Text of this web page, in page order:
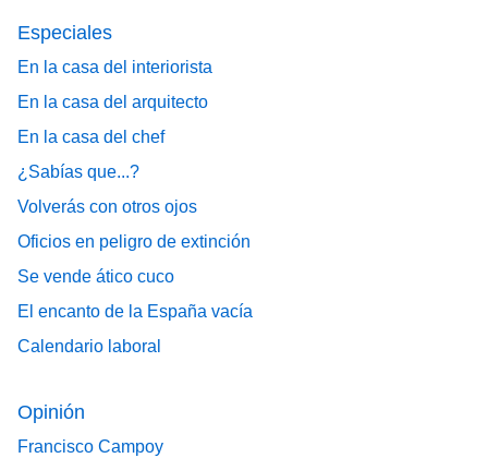
Especiales
En la casa del interiorista
En la casa del arquitecto
En la casa del chef
¿Sabías que...?
Volverás con otros ojos
Oficios en peligro de extinción
Se vende ático cuco
El encanto de la España vacía
Calendario laboral
Opinión
Francisco Campoy